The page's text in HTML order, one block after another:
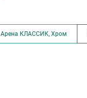
Арена КЛАССИК, Хром